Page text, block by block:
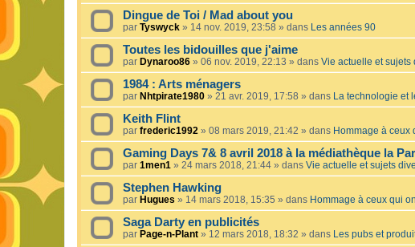
Dingue de Toi / Mad about you
par Tyswyck » 14 nov. 2019, 23:58 » dans Les années 90
Toutes les bidouilles que j'aime
par Dynaroo86 » 06 nov. 2019, 22:13 » dans Vie actuelle et sujets
1984 : Arts ménagers
par Nhtpirate1980 » 21 avr. 2019, 17:58 » dans La technologie et
Keith Flint
par frederic1992 » 08 mars 2019, 21:42 » dans Hommage à ceux
Gaming Days 7& 8 avril 2018 à la médiathèque la
par 1men1 » 24 mars 2018, 21:44 » dans Vie actuelle et sujets
Stephen Hawking
par Hugues » 14 mars 2018, 15:35 » dans Hommage à ceux qui
Saga Darty en publicités
par Page-n-Plant » 12 mars 2018, 18:32 » dans Les pubs et